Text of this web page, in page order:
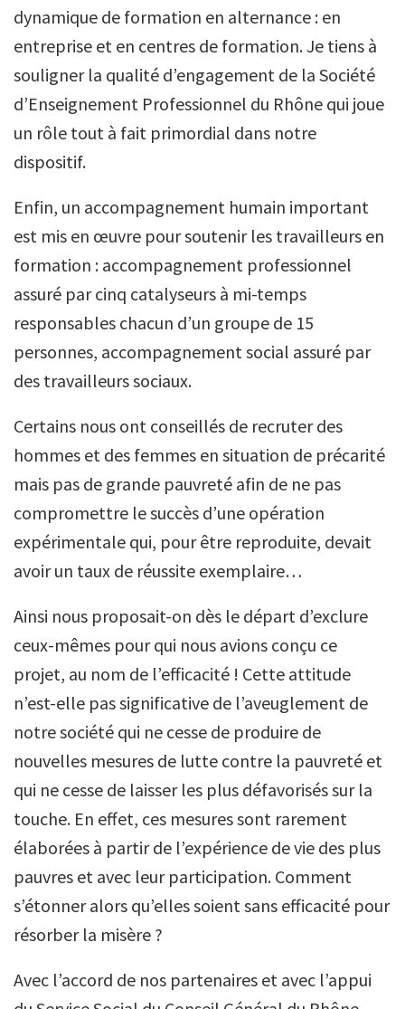
dynamique de formation en alternance : en
entreprise et en centres de formation. Je tiens à
souligner la qualité d’engagement de la Société
d’Enseignement Professionnel du Rhône qui joue
un rôle tout à fait primordial dans notre
dispositif.
Enfin, un accompagnement humain important
est mis en œuvre pour soutenir les travailleurs en
formation : accompagnement professionnel
assuré par cinq catalyseurs à mi-temps
responsables chacun d’un groupe de 15
personnes, accompagnement social assuré par
des travailleurs sociaux.
Certains nous ont conseillés de recruter des
hommes et des femmes en situation de précarité
mais pas de grande pauvreté afin de ne pas
compromettre le succès d’une opération
expérimentale qui, pour être reproduite, devait
avoir un taux de réussite exemplaire…
Ainsi nous proposait-on dès le départ d’exclure
ceux-mêmes pour qui nous avions conçu ce
projet, au nom de l’efficacité ! Cette attitude
n’est-elle pas significative de l’aveuglement de
notre société qui ne cesse de produire de
nouvelles mesures de lutte contre la pauvreté et
qui ne cesse de laisser les plus défavorisés sur la
touche. En effet, ces mesures sont rarement
élaborées à partir de l’expérience de vie des plus
pauvres et avec leur participation. Comment
s’étonner alors qu’elles soient sans efficacité pour
résorber la misère ?
Avec l’accord de nos partenaires et avec l’appui